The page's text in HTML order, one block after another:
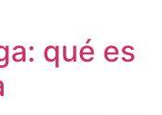
qué es